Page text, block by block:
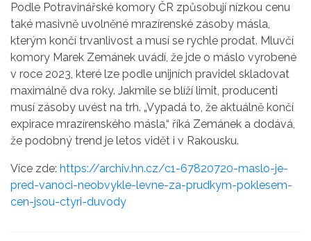
Podle Potravinářské komory ČR způsobují nízkou cenu
také masivně uvolněné mrazírenské zásoby másla,
kterým končí trvanlivost a musí se rychle prodat. Mluvčí
komory Marek Zemánek uvádí, že jde o máslo vyrobené
v roce 2023, které lze podle unijních pravidel skladovat
maximálně dva roky. Jakmile se blíží limit, producenti
musí zásoby uvést na trh. „Vypadá to, že aktuálně končí
expirace mrazírenského másla,“ říká Zemánek a dodává,
že podobný trend je letos vidět i v Rakousku.
Více zde: https://archiv.hn.cz/c1-67820720-maslo-je-
pred-vanoci-neobvykle-levne-za-prudkym-poklesem-
cen-jsou-ctyri-duvody